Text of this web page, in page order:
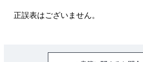
正誤表はございません。